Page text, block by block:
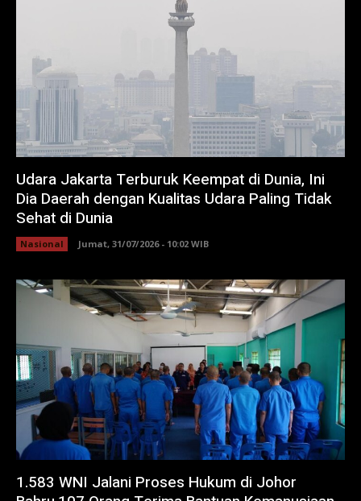
Udara Jakarta Terburuk Keempat di Dunia, Ini
Dia Daerah dengan Kualitas Udara Paling Tidak
Sehat di Dunia
Nasional Jumat, 31/07/2026 - 10:02 WIB
1.583 WNI Jalani Proses Hukum di Johor